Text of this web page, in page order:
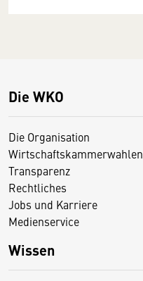
Die WKO
Die Organisation
Wirtschaftskammerwahlen
Transparenz
Rechtliches
Jobs und Karriere
Medienservice
Wissen